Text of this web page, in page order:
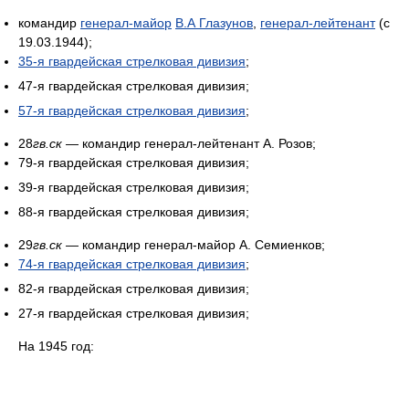
командир генерал-майор В.А Глазунов генерал-лейтенант(с
19.03.1944);
35-я гвардейская стрелковая дивизия;
47-я гвардейская стрелковая дивизия;
57-я гвардейская стрелковая дивизия;
28гв.ск — командир генерал-лейтенант А. Розов;
79-я гвардейская стрелковая дивизия;
39-я гвардейская стрелковая дивизия;
88-я гвардейская стрелковая дивизия;
29гв.ск — командир генерал-майор А. Семиенков;
74-я гвардейская стрелковая дивизия;
82-я гвардейская стрелковая дивизия;
27-я гвардейская стрелковая дивизия;
На 1945 год: